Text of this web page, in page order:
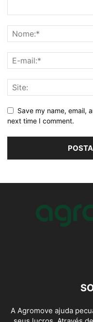
Save my name, email,
next time I comment.
A Agromove ajuda